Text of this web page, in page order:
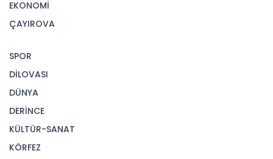
EKONOMİ
ÇAYIROVA
SPOR
DİLOVASI
DÜNYA
DERİNCE
KÜLTÜR-SANAT
KÖRFEZ